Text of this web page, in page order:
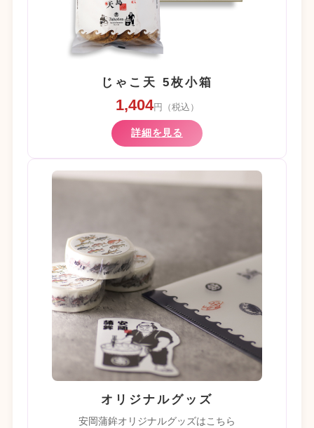
じゃこ天 5枚小箱
1,404円（税込）
詳細を見る
オリジナルグッズ
安岡蒲鉾オリジナルグッズはこちら